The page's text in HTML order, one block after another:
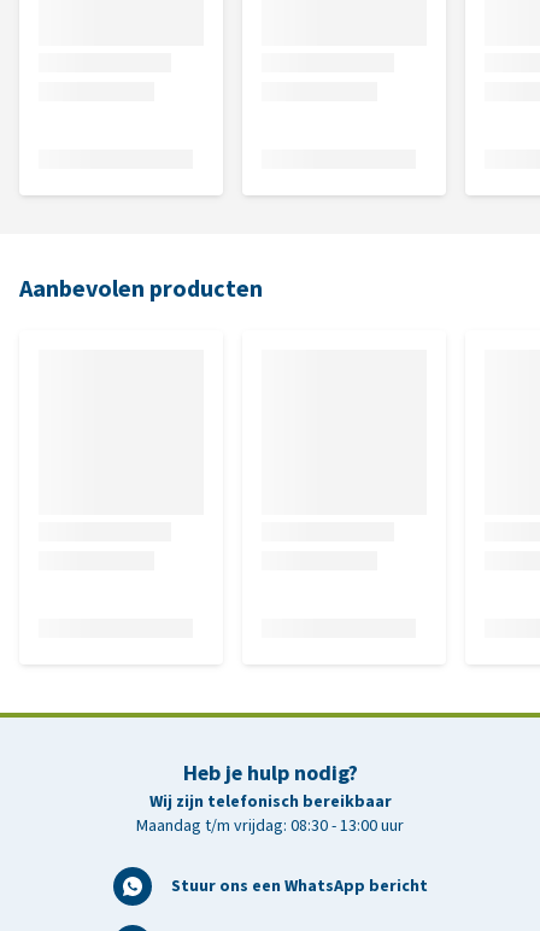
Aanbevolen producten
Heb je hulp nodig?
Wij zijn telefonisch bereikbaar
Maandag t/m vrijdag: 08:30 - 13:00 uur
Stuur ons een WhatsApp bericht